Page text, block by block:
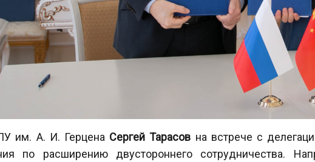
им. А. И. Герцена Сергей Тарасов на встрече с
по расширению двустороннего сотрудничества.